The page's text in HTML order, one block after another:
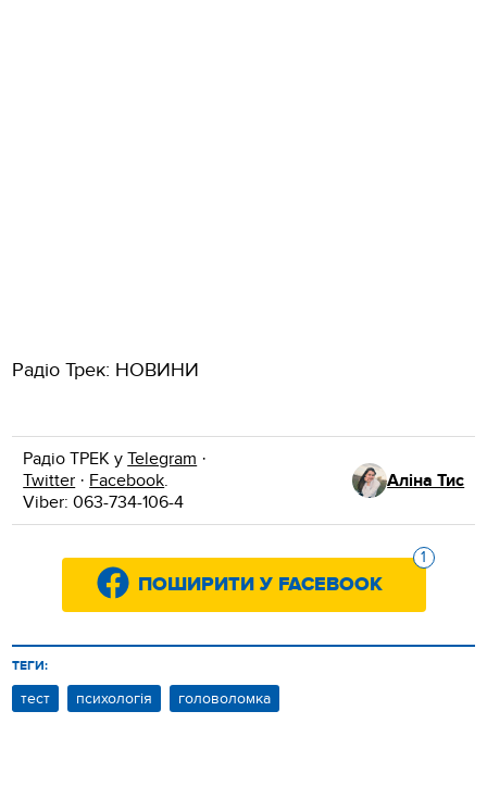
Радіо Трек: НОВИНИ
Радіо ТРЕК уTelegram ·
Twitter · Facebook.
Viber: 063-734-106-4
Аліна Тис
1
ПОШИРИТИ У FACEBOOK
ТЕГИ:
тест психологія головоломка